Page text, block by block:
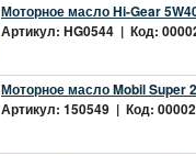
Моторное масло Hi-Gear
Артикул: HG0544 | Код:
Моторное масло Mobil Super
Артикул: 150549 | Код: